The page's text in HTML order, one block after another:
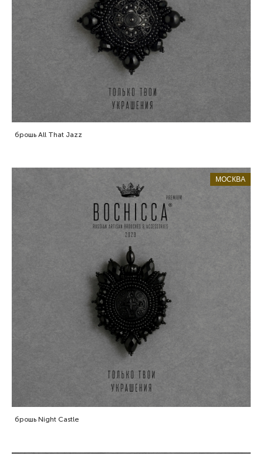
брошь All That Jazz
МОСКВА
брошь Night Castle